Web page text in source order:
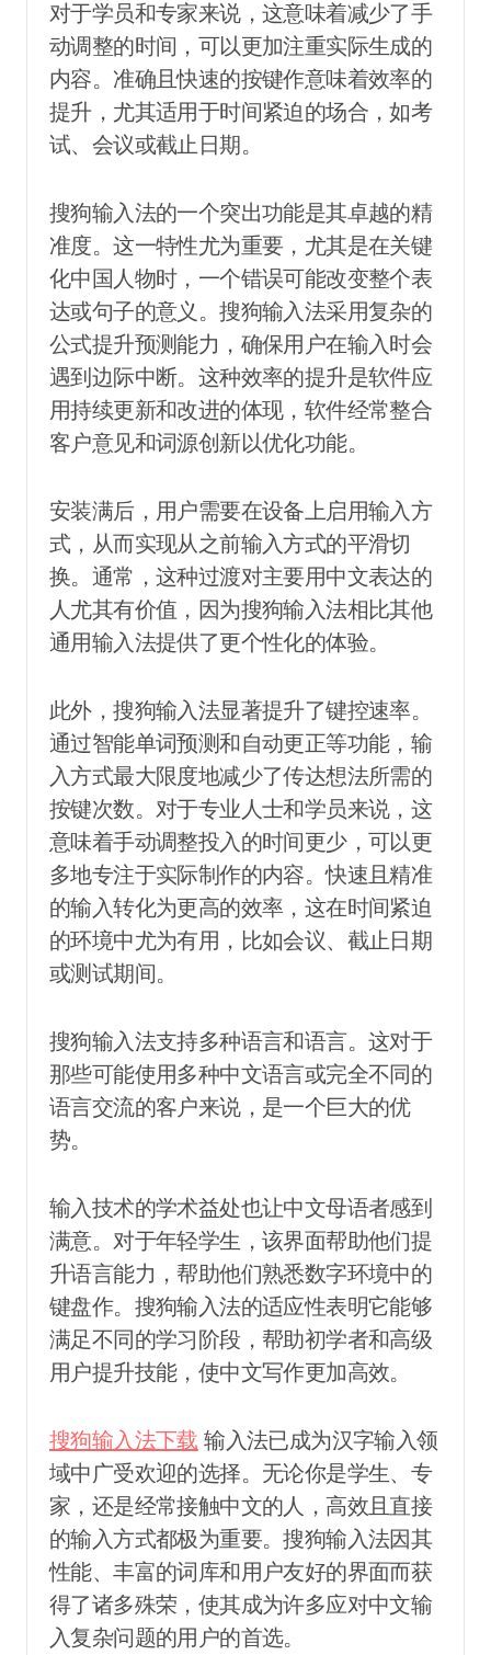
对于学员和专家来说，这意味着减少了手
动调整的时间，可以更加注重实际生成的
内容。准确且快速的按键作意味着效率的
提升，尤其适用于时间紧迫的场合，如考
试、会议或截止日期。
搜狗输入法的一个突出功能是其卓越的精
准度。这一特性尤为重要，尤其是在关键
化中国人物时，一个错误可能改变整个表
达或句子的意义。搜狗输入法采用复杂的
公式提升预测能力，确保用户在输入时会
遇到边际中断。这种效率的提升是软件应
用持续更新和改进的体现，软件经常整合
客户意见和词源创新以优化功能。
安装满后，用户需要在设备上启用输入方
式，从而实现从之前输入方式的平滑切
换。通常，这种过渡对主要用中文表达的
人尤其有价值，因为搜狗输入法相比其他
通用输入法提供了更个性化的体验。
此外，搜狗输入法显著提升了键控速率。
通过智能单词预测和自动更正等功能，输
入方式最大限度地减少了传达想法所需的
按键次数。对于专业人士和学员来说，这
意味着手动调整投入的时间更少，可以更
多地专注于实际制作的内容。快速且精准
的输入转化为更高的效率，这在时间紧迫
的环境中尤为有用，比如会议、截止日期
或测试期间。
搜狗输入法支持多种语言和语言。这对于
那些可能使用多种中文语言或完全不同的
语言交流的客户来说，是一个巨大的优
势。
输入技术的学术益处也让中文母语者感到
满意。对于年轻学生，该界面帮助他们提
升语言能力，帮助他们熟悉数字环境中的
键盘作。搜狗输入法的适应性表明它能够
满足不同的学习阶段，帮助初学者和高级
用户提升技能，使中文写作更加高效。
搜狗输入法下载 输入法已成为汉字输入领
域中广受欢迎的选择。无论你是学生、专
家，还是经常接触中文的人，高效且直接
的输入方式都极为重要。搜狗输入法因其
性能、丰富的词库和用户友好的界面而获
得了诸多殊荣，使其成为许多应对中文输
入复杂问题的用户的首选。